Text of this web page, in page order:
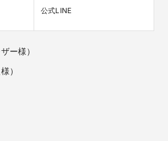
30万円特典】6名～OK◎30名
年OK*充実おもてなし★親しいゲ
て、食事や会話を楽しみたいお二
ディングプランが登場。大切なゲスト
要なアイテムが揃った安心の基本プラ
ムな時間をお過ごしいただけます。ゲ
伝え、想い出に残る上質なひととき
う、心を込めたおもてなしと寛ぎの
公式LINE
ー様）
）